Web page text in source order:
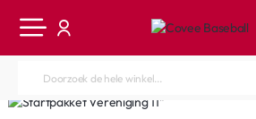
Doorzoek
de